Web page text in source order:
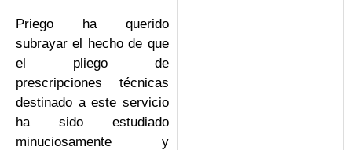
Priego ha querido
subrayar el hecho de que
el pliego de
prescripciones técnicas
destinado a este servicio
ha sido estudiado
minuciosamente y